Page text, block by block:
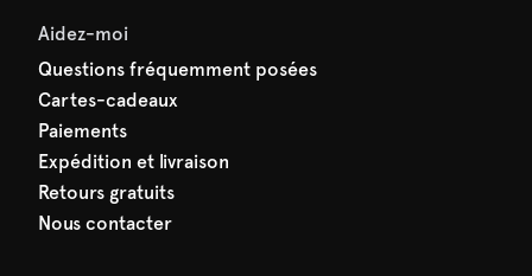
Aidez-moi
Questions fréquemment posées
Cartes-cadeaux
Paiements
Expédition et livraison
Retours gratuits
Nous contacter